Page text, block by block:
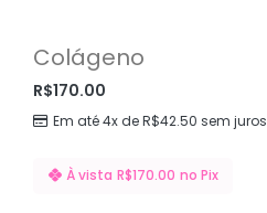
Colágeno
R$170.00
Em até 4x deR$42.50 sem juros
À vista R$170.00 no Pix